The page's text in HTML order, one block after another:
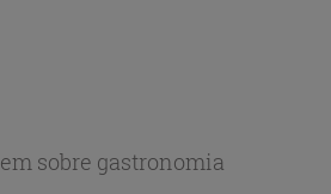
sobre gastronomia